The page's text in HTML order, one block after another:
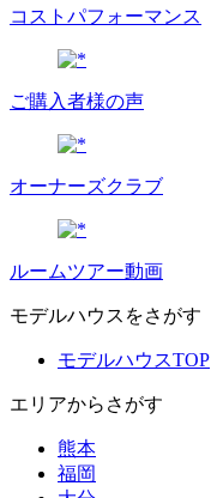
コストパフォーマンス
ご購入者様の声
オーナーズクラブ
ルームツアー動画
モデルハウスをさがす
モデルハウスTOP
エリアからさがす
熊本
福岡